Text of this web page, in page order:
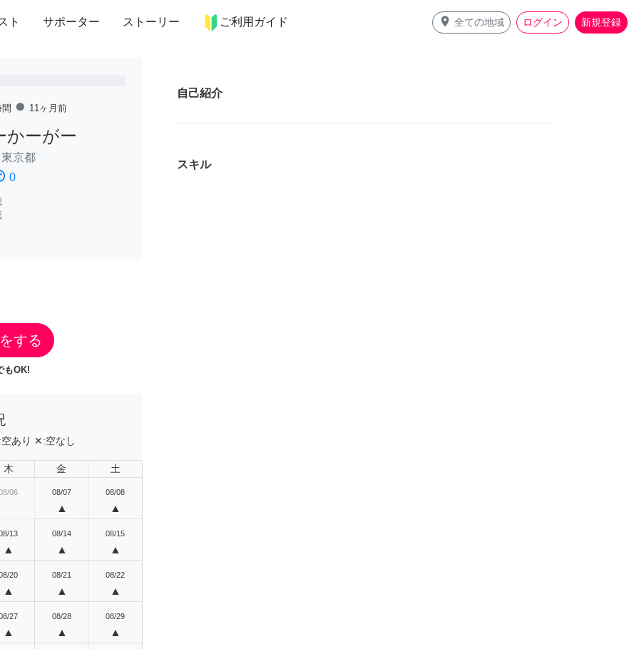
ト サポーター ストーリー ご利用ガイド place 全ての地域 ログイン 新規登録
インテリア 趣味・習い事 ペット 料理
fiber_manual_record 11ヶ月前
かーがー
東京都
0
する
もOK!
空あり ✕:空なし
木 金 土
06 08/07
▲
08/08
▲
13
▲
08/14
▲
08/15
▲
20
▲
08/21
▲
08/22
▲
27
▲
08/28
▲
08/29
▲
自己紹介
スキル